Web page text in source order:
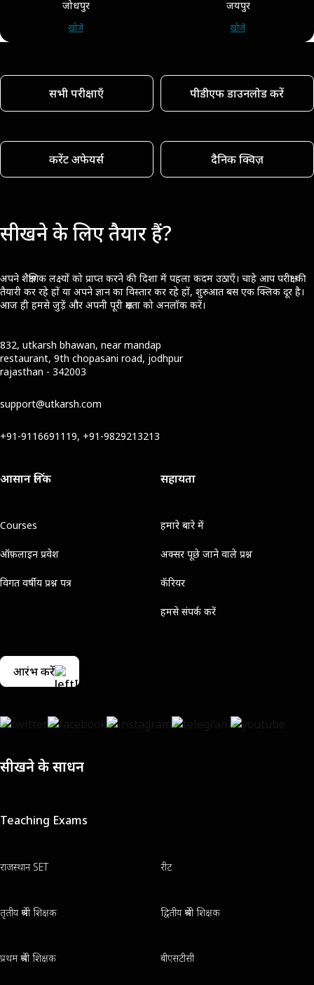
जोधपुर
खोजें
जयपुर
खोजें
सभी परीक्षाएँ पीडीएफ डाउनलोड करें
करेंट अफेयर्स दैनिक क्विज़
सीखने के लिए तैयार हैं?
अपने शैक्षणिक लक्ष्यों को प्राप्त करने की दिशा में पहला कदम उठाएँ। चाहे आप परीक्षा की
तैयारी कर रहे हों या अपने ज्ञान का विस्तार कर रहे हों, शुरुआत बस एक क्लिक दूर है।
आज ही हमसे जुड़ें और अपनी पूरी क्षमता को अनलॉक करें।
832, utkarsh bhawan, near mandap
restaurant, 9th chopasani road, jodhpur
rajasthan - 342003
support@utkarsh.com
+91-9116691119, +91-9829213213
आसान लिंक
Courses
ऑफ़लाइन प्रवेश
विगत वर्षीय प्रश्न पत्र
सहायता
हमारे बारे में
अक्सर पूछे जाने वाले प्रश्न
कॅरियर
हमसे संपर्क करें
आरंभ करें
सीखने के साधन
Teaching Exams
राजस्थान SET रीट
तृतीय श्रेणी शिक्षक द्वितीय श्रेणी शिक्षक
प्रथम श्रेणी शिक्षक बीएसटीसी